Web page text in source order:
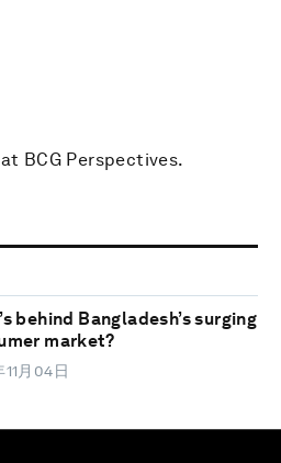
BCG Perspectives.
behind Bangladesh’s surging
market?
11月04日